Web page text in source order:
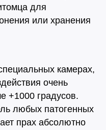
для
или хранения
камерах,
очень
+1000 градусов.
любых патогенных
прах абсолютно